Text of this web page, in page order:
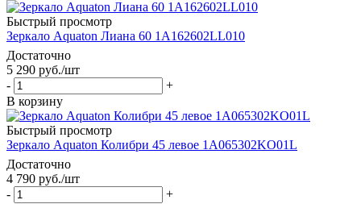
Быстрый просмотр
Зеркало Aquaton Лиана 60 1A162602LL010
Достаточно
5 290 руб./шт
-
+
В корзину
Быстрый просмотр
Зеркало Aquaton Колибри 45 левое 1A065302KO01L
Достаточно
4 790 руб./шт
-
+